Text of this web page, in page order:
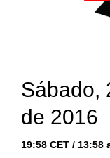
Sábado,
de 2016
19:58 CET / 13:58